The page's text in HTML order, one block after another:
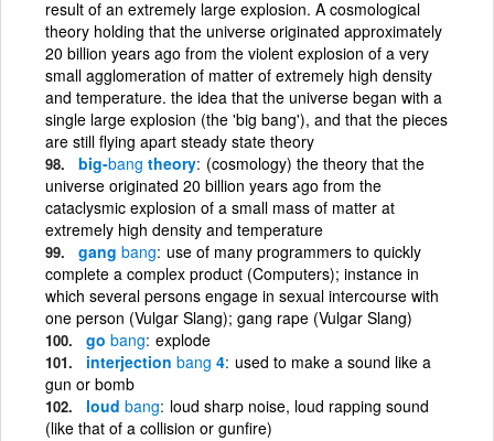
result of an extremely large explosion. A cosmological
theory holding that the universe originated approximately
20 billion years ago from the violent explosion of a very
small agglomeration of matter of extremely high density
and temperature. the idea that the universe began with a
single large explosion (the 'big bang'), and that the pieces
are still flying apart steady state theory
big-bang theory (cosmology) the theory that the
universe originated 20 billion years ago from the
cataclysmic explosion of a small mass of matter at
extremely high density and temperature
gang bang use of many programmers to quickly
complete a complex product (Computers); instance in
which several persons engage in sexual intercourse with
one person (Vulgar Slang); gang rape (Vulgar Slang)
go bang explode
interjection bang 4 used to make a sound like a
gun or bomb
loud bang loud sharp noise, loud rapping sound
(like that of a collision or gunfire)